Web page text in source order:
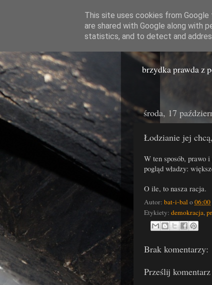
brzydka prawda z
środa, 17
Łodzianie jej
W ten sposób, prawo
pogląd władzy:
O ile, to nasza racja.
Autor: bat-i-bal o06:00
Etykiety: demokracja,
Brak komentarzy:
Prześlij komentarz
This site uses cookies from
are shared with Google along with
statistics, and to detect and